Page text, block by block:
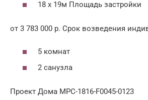
18 x 19м Площадь застройки
от 3 783 000 р. Срок возведения
5 комнат
2 санузла
Проект Дома MPC-1816-F0045-0123